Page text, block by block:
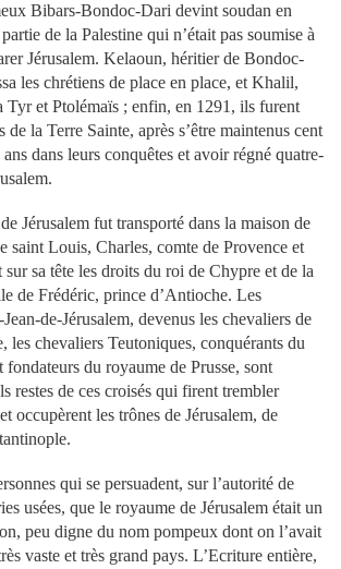
Bibars-Bondoc-Dari devint soudan en
de la Palestine qui n’était pas soumise à
Jérusalem. Kelaoun, héritier de Bondoc-
les chrétiens de place en place, et Khalil,
Tyr et Ptolémaïs ; enfin, en 1291, ils furent
de la Terre Sainte, après s’être maintenus cent
dans leurs conquêtes et avoir régné quatre-
Jérusalem fut transporté dans la maison de
saint Louis, Charles, comte de Provence et
sa tête les droits du roi de Chypre et de la
de Frédéric, prince d’Antioche. Les
de-Jérusalem, devenus les chevaliers de
les chevaliers Teutoniques, conquérants du
fondateurs du royaume de Prusse, sont
restes de ces croisés qui firent trembler
occupèrent les trônes de Jérusalem, de
qui se persuadent, sur l’autorité de
usées, que le royaume de Jérusalem était un
peu digne du nom pompeux dont on l’avait
vaste et très grand pays. L’Ecriture entière,